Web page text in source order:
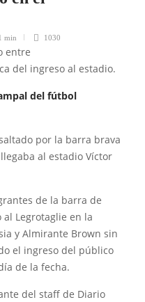
min 1030
entre
del ingreso al estadio.
del fútbol
por la barra brava
al estadio Víctor
de la barra de
Legrotaglie en la
y Almirante Brown sin
el ingreso del público
de la fecha.
del staff de Diario